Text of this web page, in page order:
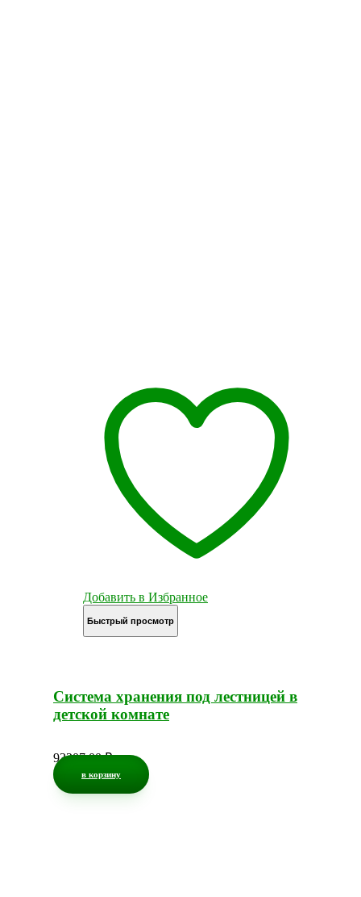
Добавить в Избранное
Быстрый просмотр
Система хранения под лестницей в
детской комнате
93207,00₽
в корзину